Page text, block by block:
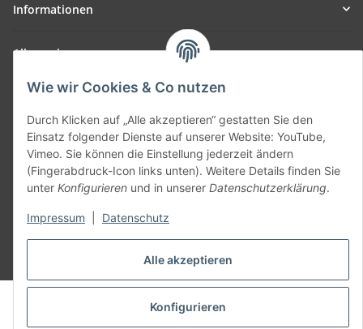
Alle akzeptieren
Konfigurieren
Wie wir Cookies & Co nutzen
Durch Klicken auf „Alle akzeptieren“ gestatten Sie den
Einsatz folgender Dienste auf unserer Website: YouTube,
Vimeo. Sie können die Einstellung jederzeit ändern
(Fingerabdruck-Icon links unten). Weitere Details finden Sie
unter Konfigurieren und in unserer Datenschutzerklärung.
Impressum Datenschutz
Informationen
Allgemein
Teil unseres Netzwerks:
SmoliTec - Safety. Simplified. Worldwide. ( B2B Shop )
Vertrag widerrufen
* Alle Preise inkl. gesetzlicher USt., zzgl.Versand
© voltmaster.de
Powered byJTL-Shop